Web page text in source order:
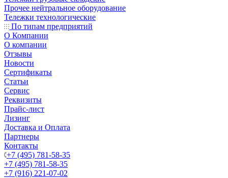
Прочее нейтральное оборудование
Тележки технологические
По типам предприятий
О Компании
О компании
Отзывы
Новости
Сертификаты
Статьи
Сервис
Реквизиты
Прайс-лист
Лизинг
Доставка и Оплата
Партнеры
Контакты
+7 (495) 781-58-35
+7 (495) 781-58-35
+7 (916) 221-07-02